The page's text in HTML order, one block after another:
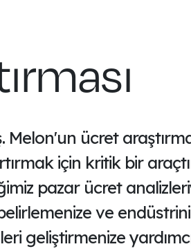
Melon'un ücret
için kritik bir
pazar ücret
ve
geliştirmenize